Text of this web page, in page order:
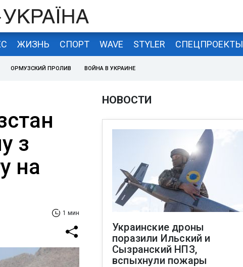
ЖИЗНЬ СПОРТ WAVE STYLER СПЕЦПРОЕКТЫ
ОРМУЗСКИЙ ПРОЛИВ ВОЙНА В УКРАИНЕ
з
на
1 мин
НОВОСТИ
Украинские дроны
поразили Ильский и
Сызранский НПЗ,
вспыхнули пожары